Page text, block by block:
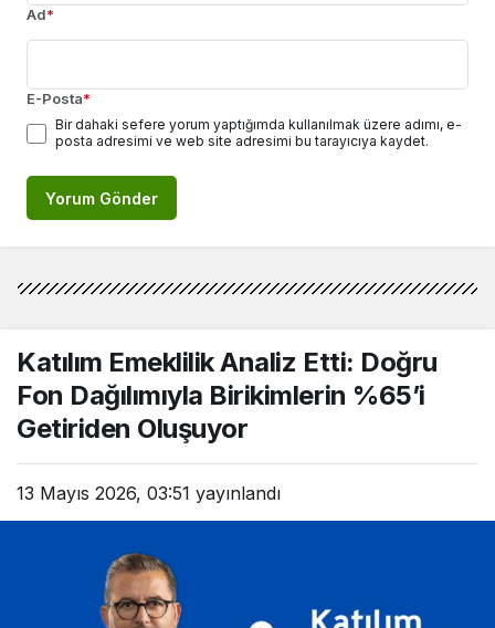
Ad*
E-Posta*
Bir dahaki sefere yorum yaptığımda kullanılmak üzere adımı, e-
posta adresimi ve web site adresimi bu tarayıcıya kaydet.
Yorum Gönder
Katılım Emeklilik Analiz Etti: Doğru
Fon Dağılımıyla Birikimlerin %65’i
Getiriden Oluşuyor
13 Mayıs 2026, 03:51 yayınlandı